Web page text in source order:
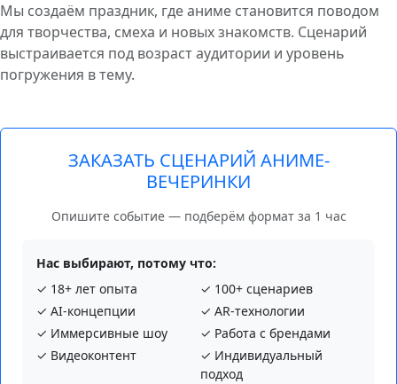
Мы создаём праздник, где аниме становится поводом
для творчества, смеха и новых знакомств. Сценарий
выстраивается под возраст аудитории и уровень
погружения в тему.
ЗАКАЗАТЬ СЦЕНАРИЙ АНИМЕ-
ВЕЧЕРИНКИ
Опишите событие — подберём формат за 1 час
Нас выбирают, потому что:
✓ 18+ лет опыта
✓ 100+ сценариев
✓ AI‑концепции
✓ AR‑технологии
✓ Иммерсивные шоу
✓ Работа с брендами
✓ Видеоконтент
✓ Индивидуальный
подход